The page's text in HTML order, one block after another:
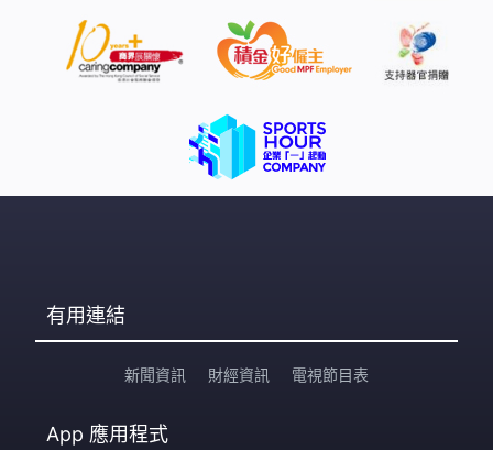
有用連結
新聞資訊 財經資訊 電視節目表
App 應用程式